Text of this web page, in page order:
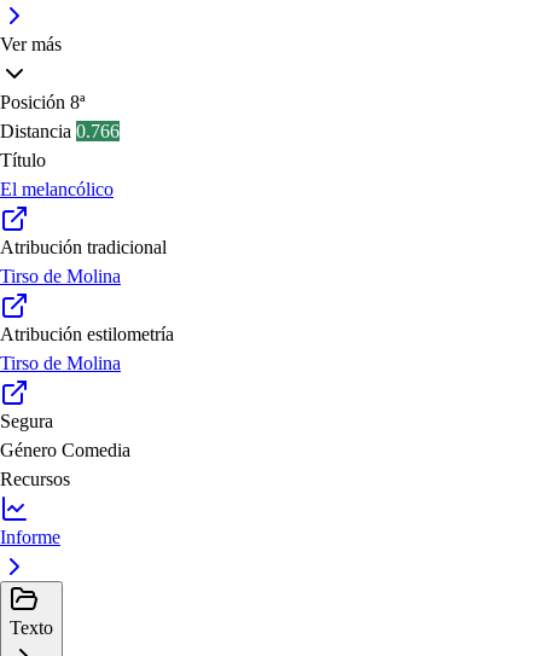
Ver más
Posición 8ª
Distancia 0.766
Título
El melancólico
Atribución tradicional
Tirso de Molina
Atribución estilometría
Tirso de Molina
Segura
Género Comedia
Recursos
Informe
Texto